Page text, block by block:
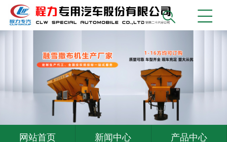
网站首页 新闻中心 产品中心